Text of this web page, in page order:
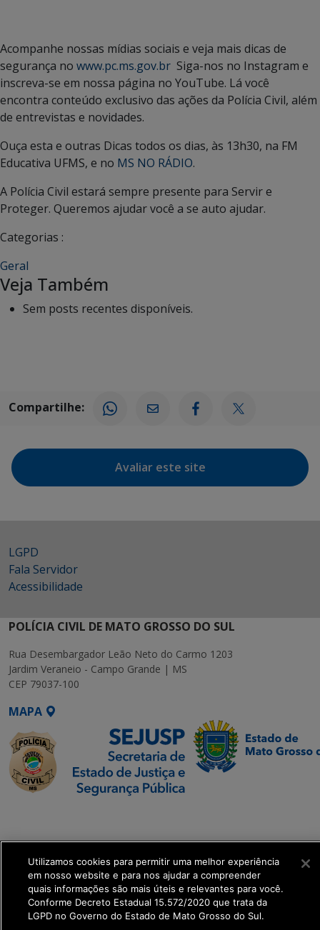
Acompanhe nossas mídias sociais e veja mais dicas de
segurança no www.pc.ms.gov.br Siga-nos no Instagram e
inscreva-se em nossa página no YouTube. Lá você
encontra conteúdo exclusivo das ações da Polícia Civil, além
de entrevistas e novidades.
Ouça esta e outras Dicas todos os dias, às 13h30, na FM
Educativa UFMS, e no MS NO RÁDIO.
A Polícia Civil estará sempre presente para Servir e
Proteger. Queremos ajudar você a se auto ajudar.
Categorias :
Geral
Veja Também
Sem posts recentes disponíveis.
Compartilhe:
Avaliar este site
LGPD
Fala Servidor
Acessibilidade
POLÍCIA CIVIL DE MATO GROSSO DO SUL
Rua Desembargador Leão Neto do Carmo 1203
Jardim Veraneio - Campo Grande | MS
CEP 79037-100
MAPA
Transformação Digital
get_footer();
Utilizamos cookies para permitir uma melhor experiência
em nosso website e para nos ajudar a compreender
quais informações são mais úteis e relevantes para você.
Conforme Decreto Estadual 15.572/2020 que trata da
LGPD no Governo do Estado de Mato Grosso do Sul.